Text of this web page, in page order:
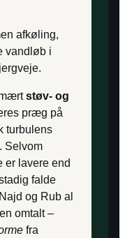
afkøling,
vandløb i
støv- og
præg på
turbulens
Selvom
er lavere end
falde
og Rub al
omtalt –
fra